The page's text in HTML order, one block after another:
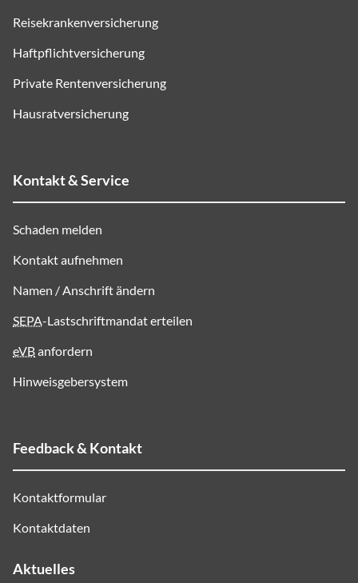
Reisekrankenversicherung
Haftpflichtversicherung
Private Rentenversicherung
Hausratversicherung
Kontakt & Service
Schaden melden
Kontakt aufnehmen
Namen / Anschrift ändern
SEPA-Lastschriftmandat erteilen
eVBanfordern
Hinweisgebersystem
Feedback & Kontakt
Kontaktformular
Kontaktdaten
Aktuelles